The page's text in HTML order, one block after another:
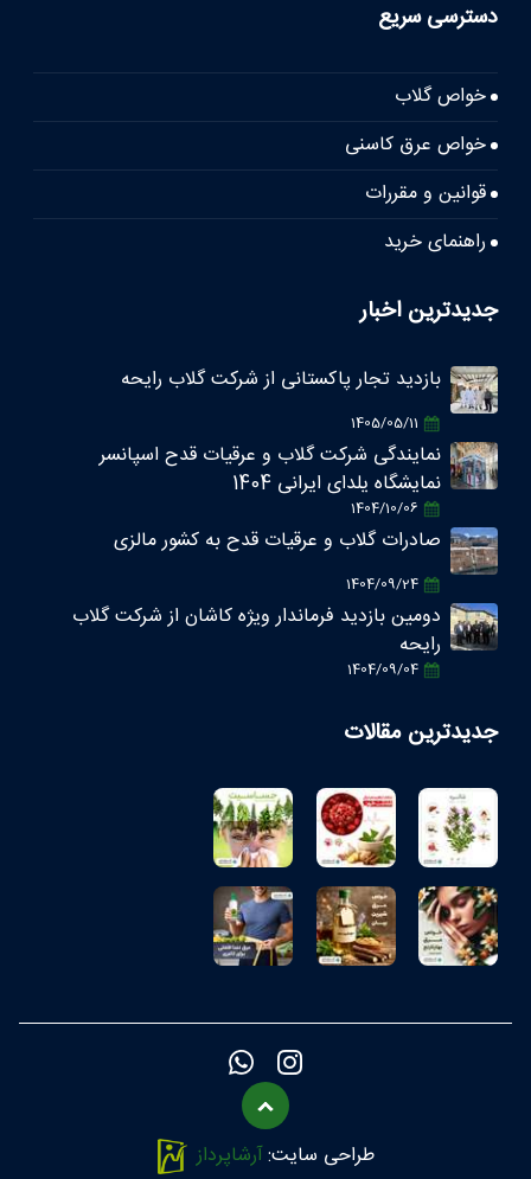
دسترسی سریع
خواص گلاب
خواص عرق کاسنی
قوانین و مقررات
راهنمای خرید
جدیدترین اخبار
بازدید تجار پاکستانی از شرکت گلاب رایحه
1405/05/11
نمایندگی شرکت گلاب و عرقیات قدح اسپانسر
نمایشگاه یلدای ایرانی 1404
1404/10/06
صادرات گلاب و عرقیات قدح به کشور مالزی
1404/09/24
دومین بازدید فرماندار ویژه کاشان از شرکت گلاب
رایحه
1404/09/04
جدیدترین مقالات
طراحی سایت:آرشاپرداز